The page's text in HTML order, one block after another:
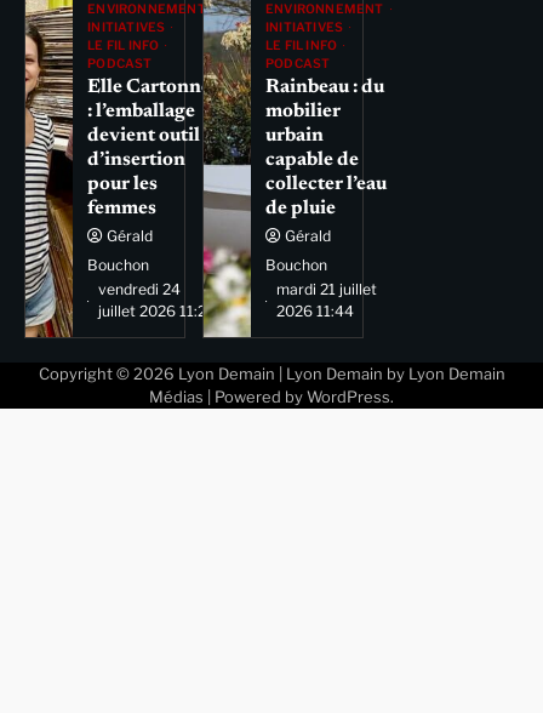
ENVIRONNEMENT
INITIATIVES
LE FIL INFO
PODCAST
Elle Cartonne
: l’emballage
devient outil
d’insertion
pour les
femmes
Gérald
Bouchon
vendredi 24
juillet 2026 11:29
ENVIRONNEMENT
INITIATIVES
LE FIL INFO
PODCAST
Rainbeau : du
mobilier
urbain
capable de
collecter l’eau
de pluie
Gérald
Bouchon
mardi 21 juillet
2026 11:44
Copyright © 2026 Lyon Demain | Lyon Demain by Lyon Demain
Médias | Powered by WordPress.